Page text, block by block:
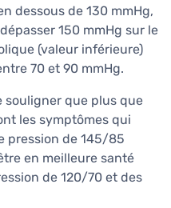
dessous de 130 mmHg,
150 mmHg sur le
(valeur inférieure)
70 et 90 mmHg.
que plus que
les symptômes qui
pression de 145/85
en meilleure santé
de 120/70 et des